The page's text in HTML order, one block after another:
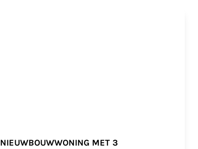
NIEUWBOUWWONING MET 3